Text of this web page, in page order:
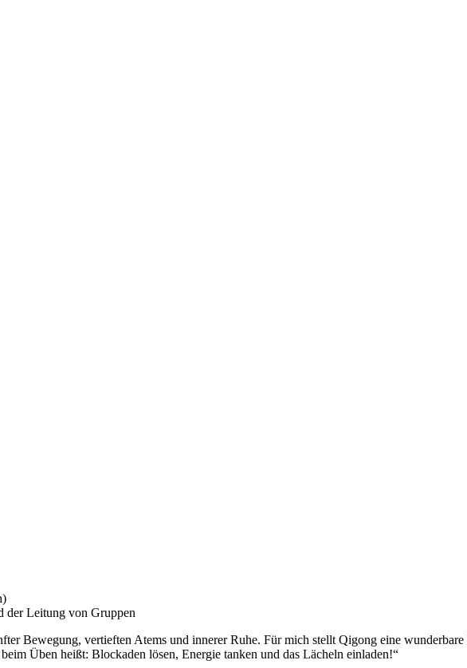
der Leitung von Gruppen
Bewegung, vertieften Atems und innerer Ruhe. Für mich stellt Qigong eine
Üben heißt: Blockaden lösen, Energie tanken und das Lächeln einladen!“